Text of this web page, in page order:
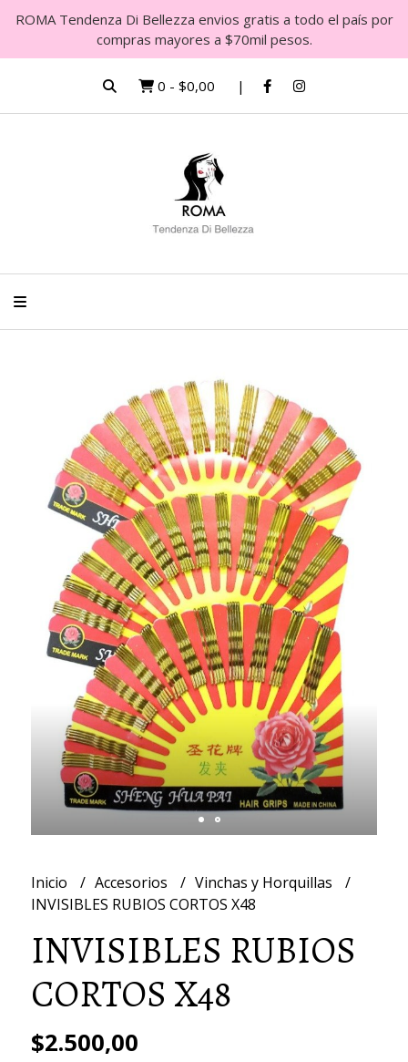
ROMA Tendenza Di Bellezza envios gratis a todo el país por
compras mayores a $70mil pesos.
0 - $0,00
Inicio Accesorios
Vinchas y Horquillas
INVISIBLES RUBIOS CORTOS X48
INVISIBLES RUBIOS
CORTOS X48
$2.500,00